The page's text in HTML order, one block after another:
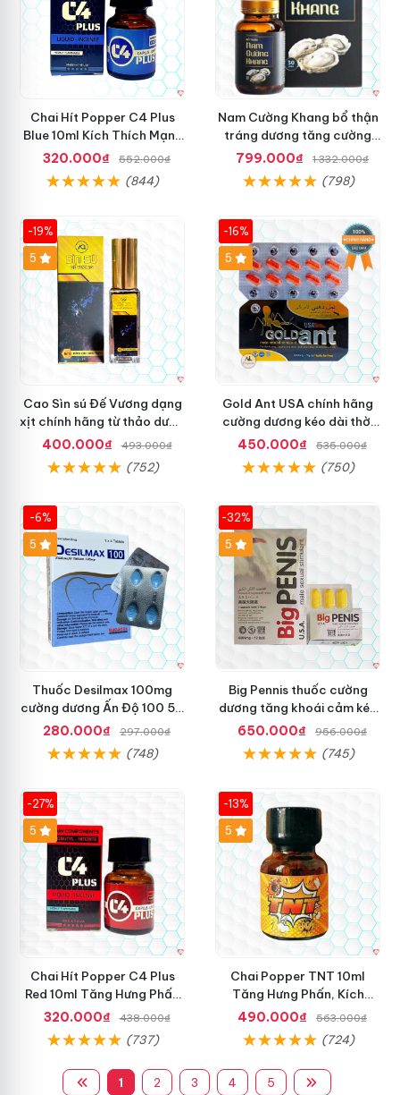
Chai Hít Popper C4 Plus
Blue 10ml Kích Thích Mạnh
Mẽ, Sảng Khoái
320.000₫ 552.000₫
(844)
Nam Cường Khang bổ thận
tráng dương tăng cường
sinh lực nam
799.000₫ 1.332.000₫
(798)
-19%
5
Cao Sìn sú Đế Vương dạng
xịt chính hãng từ thảo dược
Ê Đê Việt Nam
400.000₫ 493.000₫
(752)
-16%
5
Gold Ant USA chính hãng
cường dương kéo dài thời
gian - Kiến Vàng Đen Tây
Tạng
450.000₫ 535.000₫
(750)
-6%
5
Thuốc Desilmax 100mg
cường dương Ấn Độ 100 50
mg tăng sinh lý tốt nhất
280.000₫ 297.000₫
(748)
-32%
5
Big Pennis thuốc cường
dương tăng khoái cảm kéo
dài sức bền
650.000₫ 956.000₫
(745)
-27%
5
Chai Hít Popper C4 Plus
Red 10ml Tăng Hưng Phấn
Hiệu Quả
320.000₫ 438.000₫
(737)
-13%
5
Chai Popper TNT 10ml
Tăng Hưng Phấn, Kích
Thích Mạnh Mẽ
490.000₫ 563.000₫
(724)
1 2 3 4 5